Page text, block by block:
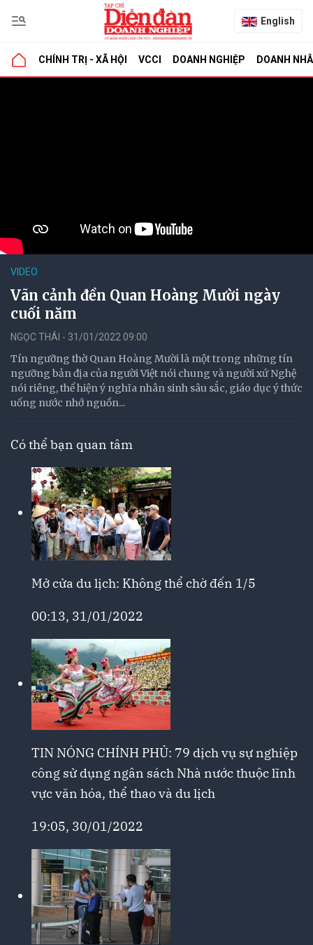
English
CHÍNH TRỊ - XÃ HỘI VCCI DOANH NGHIỆP DOANH
VIDEO
Vãn cảnh đền Quan Hoàng Mười ngày
cuối năm
NGỌC THÁI - 31/01/2022 09:00
Tín ngưỡng thờ Quan Hoàng Mười là một trong những tín
ngưỡng bản địa của người Việt nói chung và người xứ Nghệ
nói riêng, thể hiện ý nghĩa nhân sinh sâu sắc, giáo dục ý thức
uống nước nhớ nguồn...
Có thể bạn quan tâm
Mở cửa du lịch: Không thể chờ đến 1/5
00:13, 31/01/2022
TIN NÓNG CHÍNH PHỦ: 79 dịch vụ sự nghiệp
công sử dụng ngân sách Nhà nước thuộc lĩnh
vực văn hóa, thể thao và du lịch
19:05, 30/01/2022